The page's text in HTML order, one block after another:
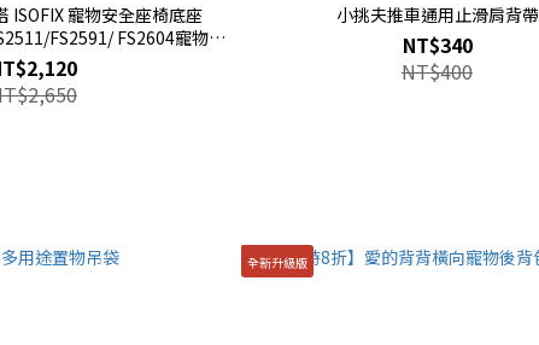
ISOFIX 寵物安全座椅底座
FS2591/ FS2604寵物推
用汽車配件】
小挑夫推車通用止滑肩背帶
NT$340
NT$400
全新升級版